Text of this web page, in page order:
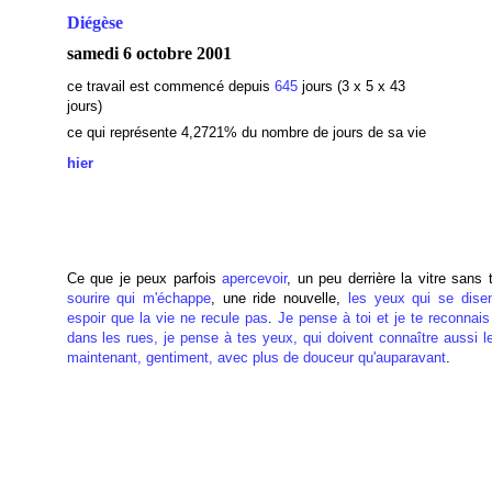
Diégèse
samedi 6 octobre 2001
ce travail est commencé depuis 645jours (3 x 5 x 43
jours)
ce qui représente 4,2721% du nombre de jours de sa vie
hier
Ce que je peux parfoisapercevoir, un peu derrière la vitre sans
sourire qui m'échappe, une ride nouvelle,
les yeux qui se
espoir que la vie ne recule pas. Je pense à toi et je te reconnais
dans les rues, je pense à tes yeux, qui doivent connaître aussi
maintenant, gentiment, avec plus de douceur qu'auparavant.